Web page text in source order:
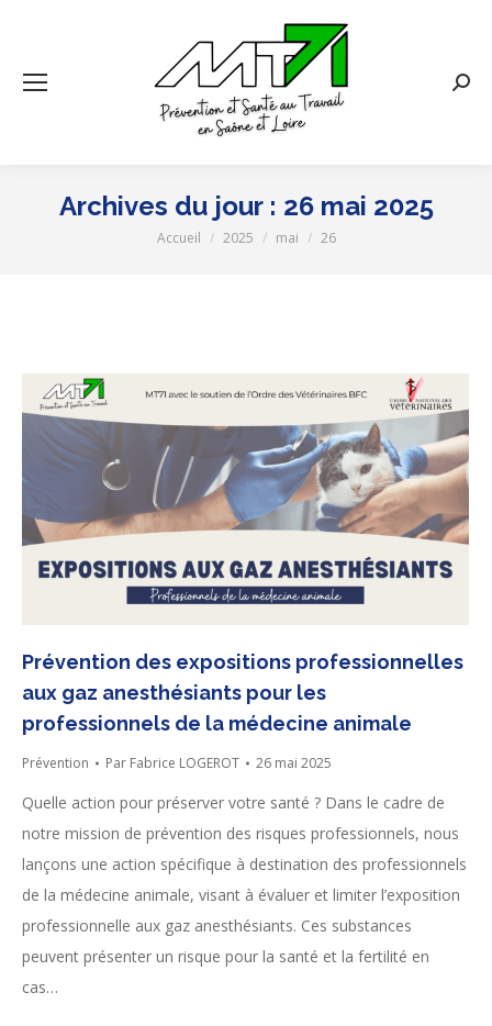
Archives du jour : 26 mai 2025
Vous êtes ici :
Accueil 2025 mai 26
Prévention des expositions professionnelles
aux gaz anesthésiants pour les
professionnels de la médecine animale
Prévention Par Fabrice LOGEROT 26 mai 2025
Quelle action pour préserver votre santé ? Dans le cadre de
notre mission de prévention des risques professionnels, nous
lançons une action spécifique à destination des professionnels
de la médecine animale, visant à évaluer et limiter l’exposition
professionnelle aux gaz anesthésiants. Ces substances
peuvent présenter un risque pour la santé et la fertilité en
cas…